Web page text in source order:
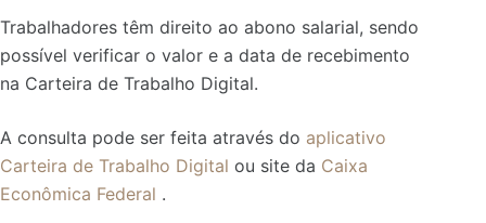
Trabalhadores têm direito ao abono salarial, sendo
possível verificar o valor e a data de recebimento
na Carteira de Trabalho Digital.
A consulta pode ser feita através do aplicativo
Carteira de Trabalho Digital ou site da Caixa
Econômica Federal .